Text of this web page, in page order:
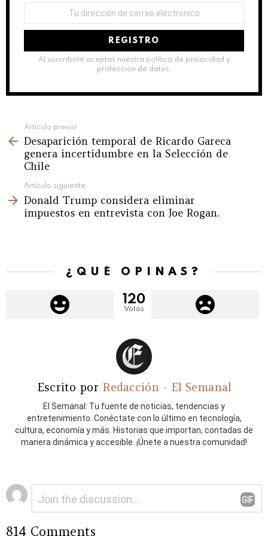
correo
Al suscribirte aceptas nuestra política de privacidad y
protección de datos.
more
Artículo previo
Desaparición temporal de Ricardo Gareca
genera incertidumbre en la Selección de
Chile
Artículo siguiente
Donald Trump considera eliminar
impuestos en entrevista con Joe Rogan.
¿QUÉ OPINAS?
120
Votos
Escrito por Redacción - El Semanal
El Semanal: Tu fuente de noticias, tendencias y
entretenimiento. Conéctate con lo último en tecnología,
cultura, economía y más. Historias que importan, contadas de
manera dinámica y accesible. ¡Únete a nuestra comunidad!
Deja
una
814 Comments